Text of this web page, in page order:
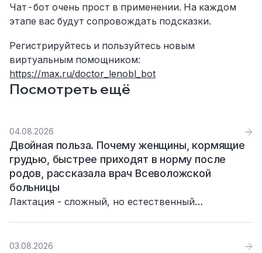
Чат-бот очень прост в применении. На каждом
этапе вас будут сопровождать подсказки.
Регистрируйтесь и пользуйтесь новым
виртуальным помощником:
https://max.ru/doctor_lenobl_bot
Посмотреть ещё
04.08.2026
Двойная польза. Почему женщины, кормящие
грудью, быстрее приходят в норму после
родов, рассказала врач Всеволожской
больницы
Лактация - сложный, но естественный
помогает маме восстановиться после родов.
03.08.2026